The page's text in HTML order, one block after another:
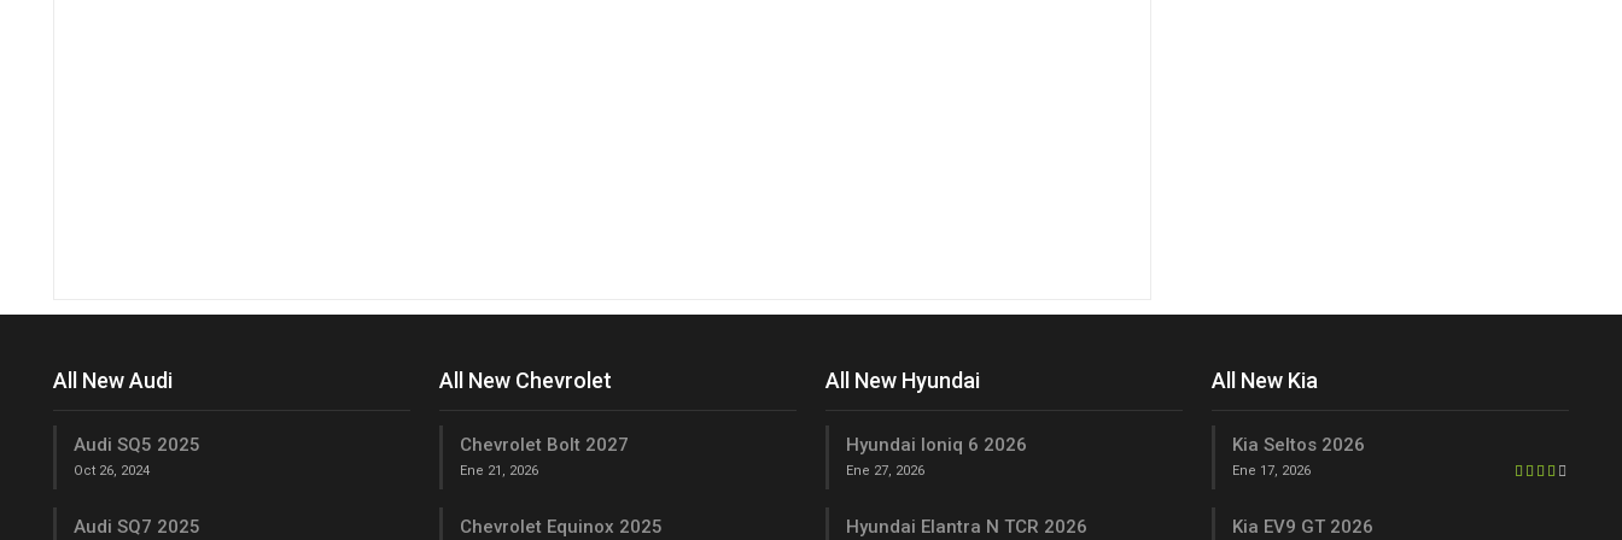
All New Audi
Audi SQ5 2025
Oct 26, 2024
Audi SQ7 2025
All New Chevrolet
Chevrolet Bolt 2027
Ene 21, 2026
Chevrolet Equinox 2025
All New Hyundai
Hyundai Ioniq 6 2026
Ene 27, 2026
Hyundai Elantra N TCR 2026
All New Kia
Kia Seltos 2026
Ene 17, 2026
Kia EV9 GT 2026